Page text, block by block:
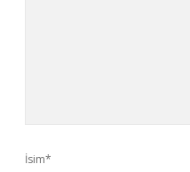
İsim*